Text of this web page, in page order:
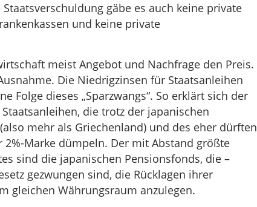
gäbe es auch keine private
und keine private
meist Angebot und Nachfrage den Preis.
Die Niedrigzinsen für Staatsanleihen
Folge dieses „Sparzwangs“. So erklärt sich der
die trotz der japanischen
mehr als Griechenland) und des eher dürften
2%-Marke dümpeln. Der mit Abstand größte
sind die japanischen Pensionsfonds, die –
gezwungen sind, die Rücklagen ihrer
gleichen Währungsraum anzulegen.